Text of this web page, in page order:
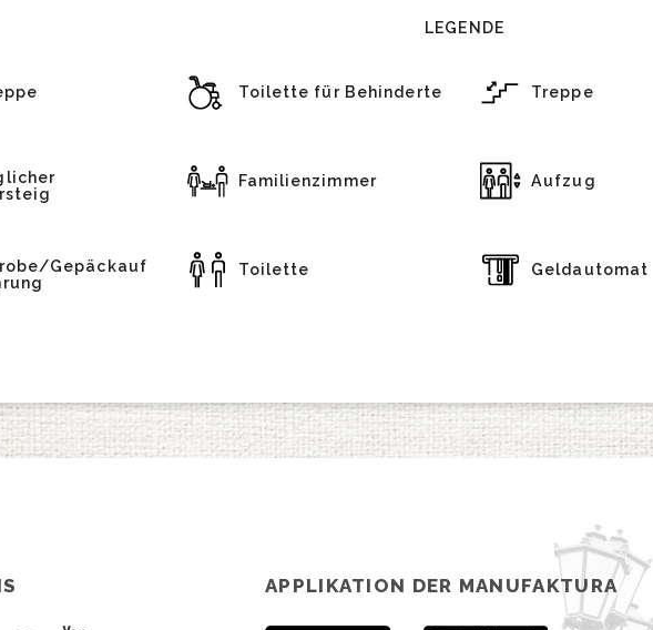
LEGENDE
Toilette für Behinderte Treppe
Familienzimmer Aufzug
Gepäckauf
Toilette Geldautomat
APPLIKATION DER MANUFAKTURA